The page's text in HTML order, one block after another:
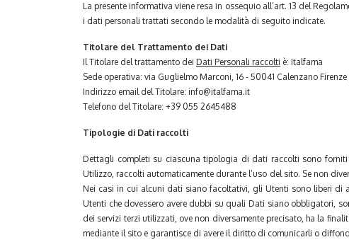
La presente informativa viene resa in ossequio all’art. 13 del
i dati personali trattati secondo le modalità di seguito indicate.
Titolare del Trattamento dei Dati
Il Titolare del trattamento dei Dati Personali raccolti è: Italfama
Sede operativa: via Guglielmo Marconi, 16 - 50041 Calenzano
Indirizzo email del Titolare: info@italfama.it
Telefono del Titolare: +39 055 2645488
Tipologie di Dati raccolti
Dettagli completi su ciascuna tipologia di dati raccolti sono
Utilizzo, raccolti automaticamente durante l’uso del sito. Se non
Nei casi in cui alcuni dati siano facoltativi, gli Utenti sono liberi di
Utenti che dovessero avere dubbi su quali Dati siano obbligatori,
dei servizi terzi utilizzati, ove non diversamente precisato, ha la
mediante il sito e garantisce di avere il diritto di comunicarli o